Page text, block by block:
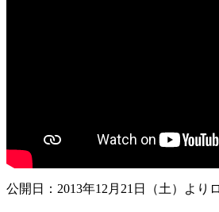
公開日：2013年12月21日（土）より